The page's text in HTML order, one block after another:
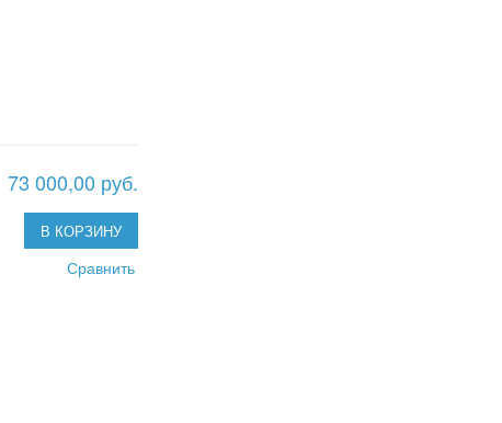
73 000,00 руб.
В КОРЗИНУ
Сравнить